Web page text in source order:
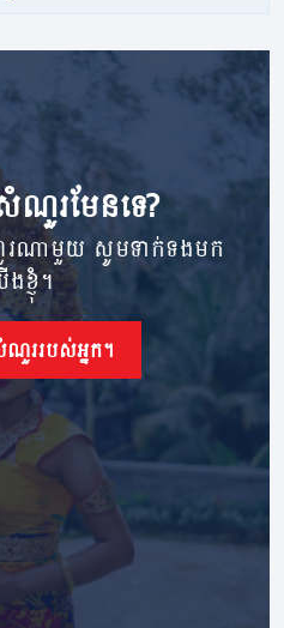
សំណួរ​មែនទេ?
រណាមួយ សូមទាក់ទងមក
ខ្ញុំ។
ររបស់អ្នក។